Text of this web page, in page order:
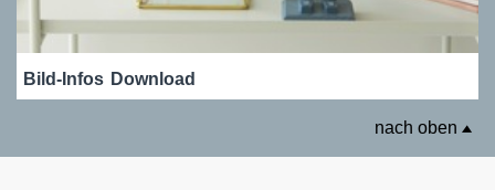
Bild-Infos Download
nach oben